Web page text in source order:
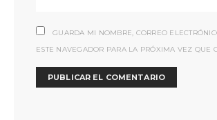
GUARDA MI NOMBRE, CORREO
ESTE NAVEGADOR PARA LA PRÓXIMA VEZ QUE